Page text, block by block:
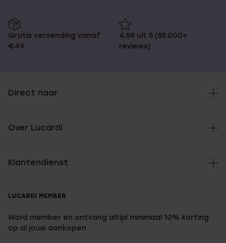
Gratis verzending vanaf
€49
4,59 uit 5 (55.000+
reviews)
Direct naar
Over Lucardi
Klantendienst
LUCARDI MEMBER
Word member en ontvang altijd minimaal 10% korting
op al jouw aankopen